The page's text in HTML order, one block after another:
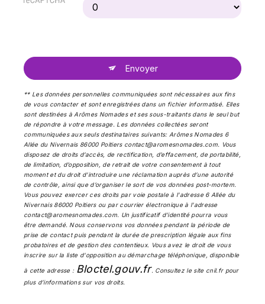
Envoyer
** Les données personnelles communiquées sont nécessaires aux fins
de vous contacter et sont enregistrées dans un fichier informatisé. Elles
sont destinées à Arômes Nomades et ses sous-traitants dans le seul but
de répondre à votre message. Les données collectées seront
communiquées aux seuls destinataires suivants: Arômes Nomades 6
Allée du Nivernais 86000 Poitiers contact@aromesnomades.com. Vous
disposez de droits d’accès, de rectification, d’effacement, de portabilité,
de limitation, d’opposition, de retrait de votre consentement à tout
moment et du droit d’introduire une réclamation auprès d’une autorité
de contrôle, ainsi que d’organiser le sort de vos données post-mortem.
Vous pouvez exercer ces droits par voie postale à l'adresse 6 Allée du
Nivernais 86000 Poitiers ou par courrier électronique à l'adresse
contact@aromesnomades.com. Un justificatif d'identité pourra vous
être demandé. Nous conservons vos données pendant la période de
prise de contact puis pendant la durée de prescription légale aux fins
probatoires et de gestion des contentieux. Vous avez le droit de vous
inscrire sur la liste d'opposition au démarchage téléphonique, disponible
à cette adresse : Bloctel.gouv.fr. Consultez le site cnil.fr pour
plus d’informations sur vos droits.